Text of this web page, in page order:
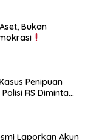
Bukan
Penipuan
RS Diminta
Laporkan Akun